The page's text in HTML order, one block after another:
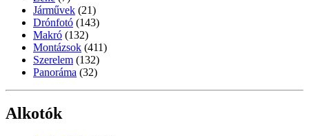
Járművek (21)
Drónfotó (143)
Makró (132)
Montázsok (411)
Szerelem (132)
Panoráma (32)
Alkotók